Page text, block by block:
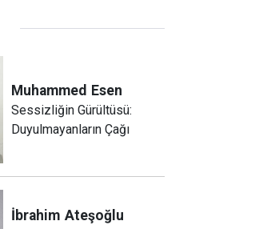
Muhammed Esen
Sessizliğin Gürültüsü:
Duyulmayanların Çağı
İbrahim Ateşoğlu